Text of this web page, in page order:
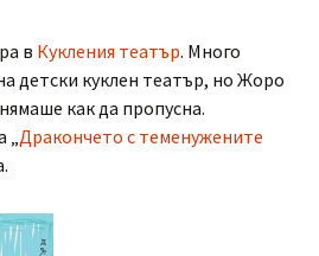
в Кукления театър. Много
детски куклен театър, но Жоро
как да пропусна.
„Дракончето с теменужените